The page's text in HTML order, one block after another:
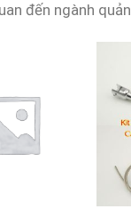
đến ngành